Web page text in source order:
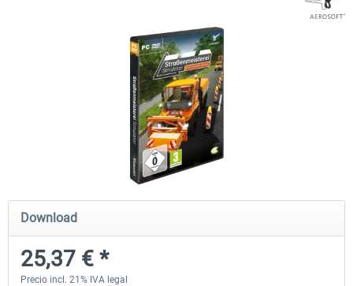
CityDriver
30,49 € *
-20
CityDriver - Deluxe
Download
25,37 € *
Precio incl. 21% IVA legal